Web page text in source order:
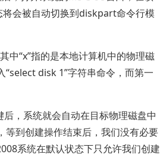
会被自动切换到diskpart命令行模
“x”指的是本地计算机中的物理磁
disk 1”字符串命令，而第一
，系统就会自动在目标物理磁盘中
等到创建操作结束后，我们没有必要
系统在默认状态下只允许我们创建